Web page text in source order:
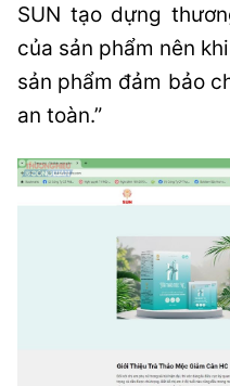
SUN tạo dựng
của sản phẩm nên
sản phẩm đảm bảo
an toàn.”